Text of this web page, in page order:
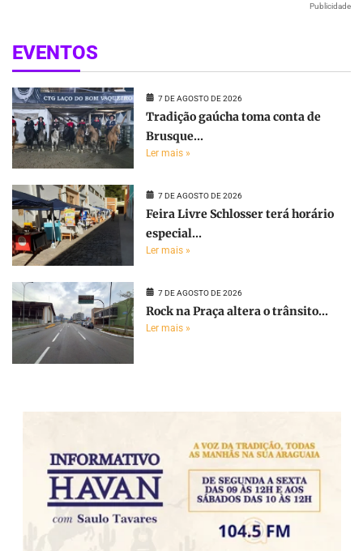
Publicidade
EVENTOS
7 DE AGOSTO DE 2026
Tradição gaúcha toma conta de
Brusque...
Ler mais »
7 DE AGOSTO DE 2026
Feira Livre Schlosser terá horário
especial...
Ler mais »
7 DE AGOSTO DE 2026
Rock na Praça altera o trânsito...
Ler mais »